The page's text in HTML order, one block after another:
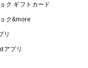
ク ギフトカード
ク&more
リ
アプリ